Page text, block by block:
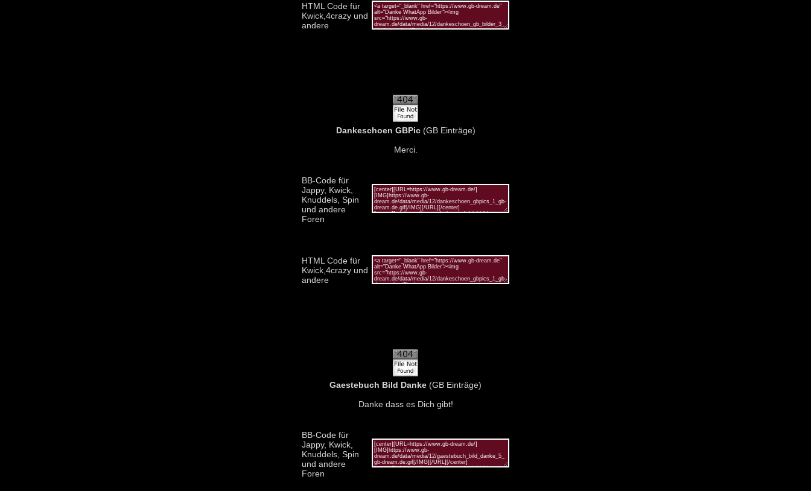
HTML Code für
Kwick,4crazy und
andere
Dankeschoen GBPic(GB Einträge)
Merci.
BB-Code für
Jappy, Kwick,
Knuddels, Spin
und andere
Foren
HTML Code für
Kwick,4crazy und
andere
Gaestebuch Bild Danke (GB Einträge)
Danke dass es Dich gibt!
BB-Code für
Jappy, Kwick,
Knuddels, Spin
und andere
Foren